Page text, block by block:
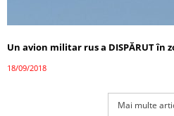
Un avion militar rus a DISPĂRUT în
18/09/2018
Mai multe